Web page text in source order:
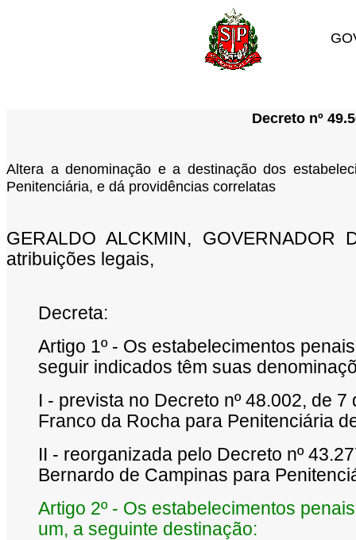
Decreto nº
Altera a denominação e a destinação dos
Penitenciária, e dá providências correlatas
GERALDO ALCKMIN,
atribuições legais,
Decreta:
Artigo 1º - Os estabelecimentos
seguir indicados têm suas
I - prevista no Decreto nº 48.002, de
Franco da Rocha para Penitenciária
II - reorganizada pelo Decreto nº
Bernardo de Campinas para
Artigo 2º - Os estabelecimentos
um, a seguinte destinação: